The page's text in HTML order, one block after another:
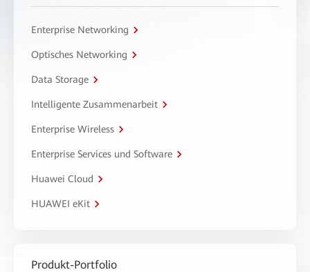
Enterprise Networking
Optisches Networking
Data Storage
Intelligente Zusammenarbeit
Enterprise Wireless
Enterprise Services und Software
Huawei Cloud
HUAWEI eKit
Produkt-Portfolio